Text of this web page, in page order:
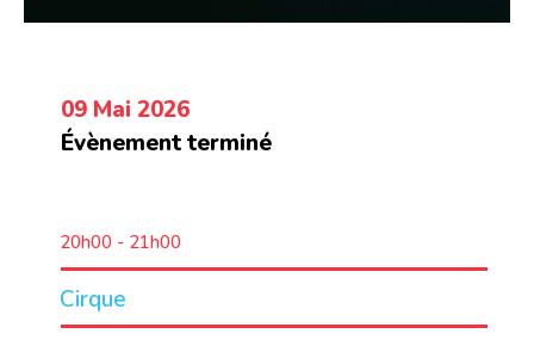
09 Mai 2026
Évènement terminé
20h00 - 21h00
Cirque
LIEU